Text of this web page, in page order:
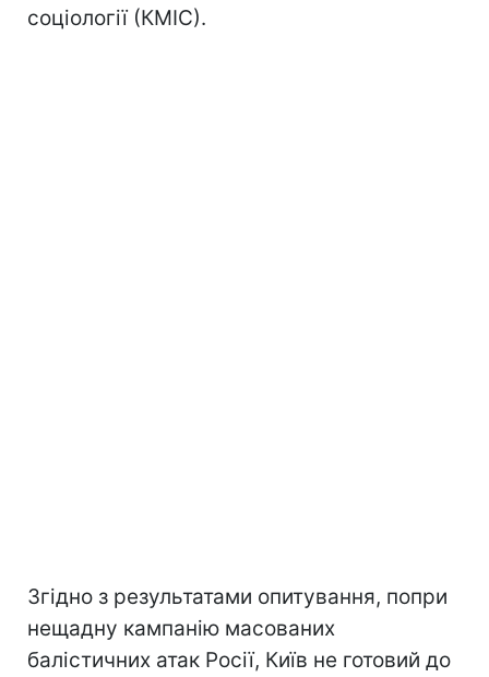
соціології (КМІС).
Згідно з результатами опитування, попри
нещадну кампанію масованих
балістичних атак Росії, Київ не готовий до